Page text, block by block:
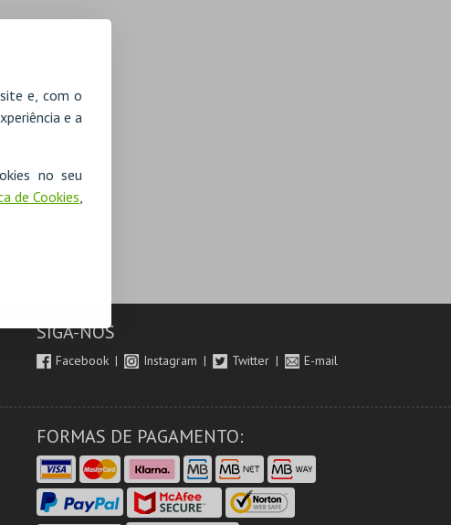
e, com o
e a
no seu
de Cookies,
SIGA-NOS
Facebook Instagram Twitter E-mail
FORMAS DE PAGAMENTO: